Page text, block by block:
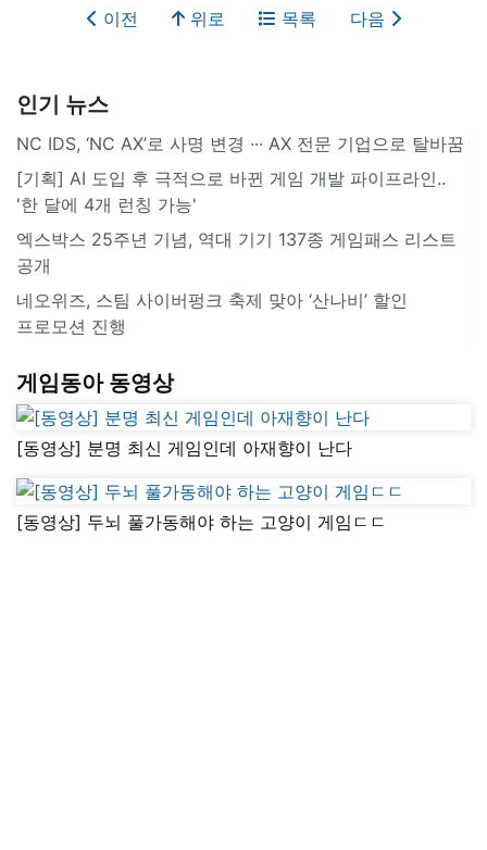
이전 위로 목록 다음
인기 뉴스
NC IDS, ‘NC AX’로 사명 변경 ∙∙∙ AX 전문 기업으로 탈바꿈
[기획] AI 도입 후 극적으로 바뀐 게임 개발 파이프라인..
'한 달에 4개 런칭 가능'
엑스박스 25주년 기념, 역대 기기 137종 게임패스 리스트
공개
네오위즈, 스팀 사이버펑크 축제 맞아 ‘산나비’ 할인
프로모션 진행
게임동아 동영상
[동영상] 분명 최신 게임인데 아재향이 난다
[동영상] 두뇌 풀가동해야 하는 고양이 게임ㄷㄷ